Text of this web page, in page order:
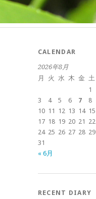
CALENDAR
2026年8月
月
火 水 木 金 土
1
3
4 5 6 7 8
10 11 12 13 14 15
17 18 19 20 21 22
24 25 26 27 28 29
31
« 6月
RECENT DIARY